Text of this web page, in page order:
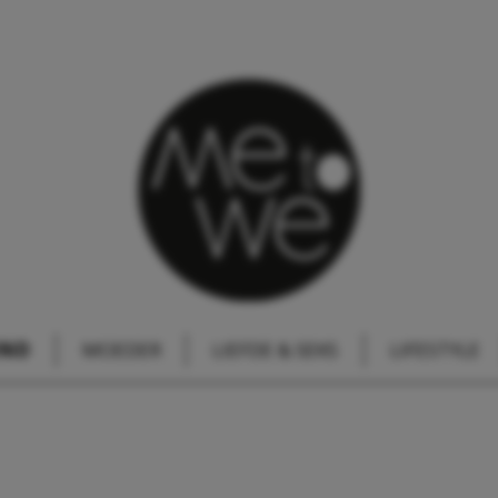
MOEDER LIEFDE & SEKS